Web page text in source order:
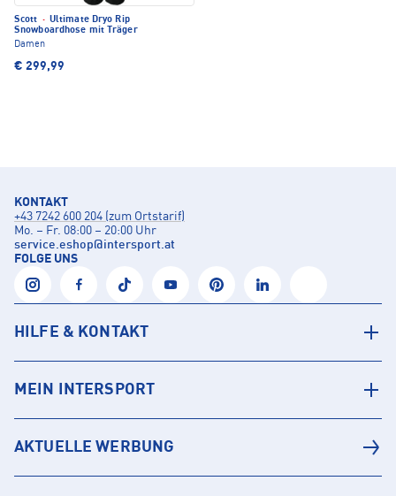
Scott · Ultimate Dryo Rip
Snowboardhose mit Träger
Damen
€ 299,99
KONTAKT
+43 7242 600 204 (zum Ortstarif)
Mo. – Fr. 08:00 – 20:00 Uhr
service.eshop@intersport.at
FOLGE UNS
HILFE & KONTAKT
MEIN INTERSPORT
AKTUELLE WERBUNG